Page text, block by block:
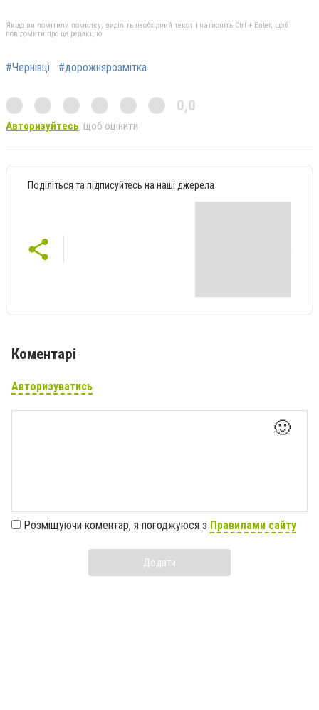
Якщо ви помітили помилку, виділіть необхідний текст і натисніть Ctrl + Enter, щоб
повідомити про це редакцію
#Чернівці #дорожнярозмітка
0,0
Авторизуйтесь, щоб оцінити
Поділіться та підписуйтесь на наші джерела
Коментарі
Авторизуватись
🙂
Розміщуючи коментар, я погоджуюся з Правилами сайту
Додати